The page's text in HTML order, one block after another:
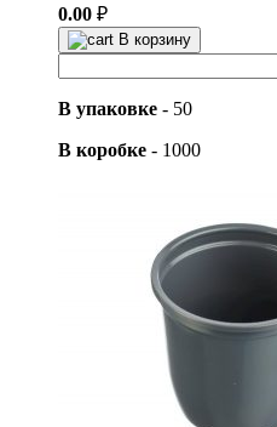
0.00 ₽
В корзину
В упаковке - 50
В коробке - 1000